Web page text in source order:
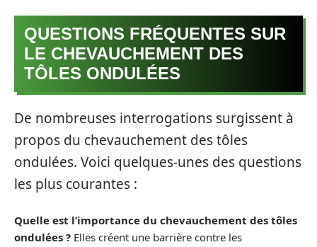
QUESTIONS FRÉQUENTES SUR
LE CHEVAUCHEMENT DES
TÔLES ONDULÉES
De nombreuses interrogations surgissent à
propos du chevauchement des tôles
ondulées. Voici quelques-unes des questions
les plus courantes :
Quelle est l’importance du chevauchement des tôles
ondulées ? Elles créent une barrière contre les